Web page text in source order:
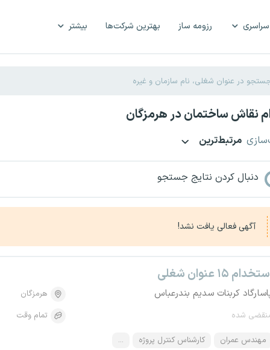
رزومه ساز بهترین شرکت‌ها بیشتر
نقاش ساختمان در هرمزگان
مرتبط‌ترین
دنبال کردن نتایج جستجو
آگهی فعالی یافت نشد!
۱۵ عنوان شغلی
کربنات سدیم بندرعباس
شده
هرمزگان
تمام وقت
مهندس عمران کارشناس کنترل پروژه ...